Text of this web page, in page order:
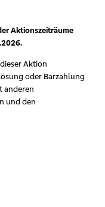
Aktionszeiträume
Aktion
oder Barzahlung
anderen
und den